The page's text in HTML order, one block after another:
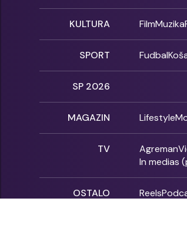
KULTURA FilmMuzika
SPORT Fudbal
SP 2026
MAGAZIN Lifestyle
TV Agreman
In medias
OSTALO Reels